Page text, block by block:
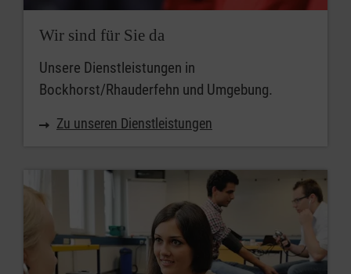
Wir sind für Sie da
Unsere Dienstleistungen in
Bockhorst/Rhauderfehn und Umgebung.
Zu unseren Dienstleistungen